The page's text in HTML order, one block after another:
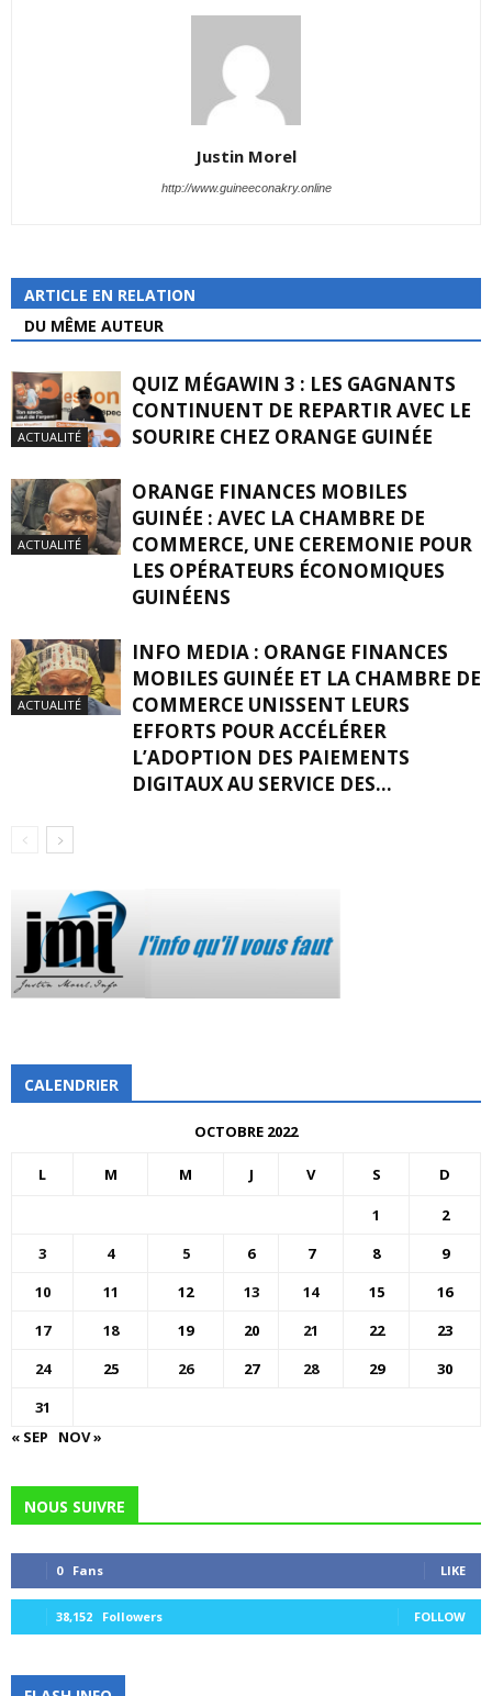
Justin Morel
http://www.guineeconakry.online
ARTICLE EN RELATION
DU MÊME AUTEUR
ACTUALITÉ
QUIZ MÉGAWIN 3 : LES GAGNANTS
CONTINUENT DE REPARTIR AVEC LE
SOURIRE CHEZ ORANGE GUINÉE
ACTUALITÉ
ORANGE FINANCES MOBILES
GUINÉE : AVEC LA CHAMBRE DE
COMMERCE, UNE CEREMONIE POUR
LES OPÉRATEURS ÉCONOMIQUES
GUINÉENS
ACTUALITÉ
INFO MEDIA : ORANGE FINANCES
MOBILES GUINÉE ET LA CHAMBRE DE
COMMERCE UNISSENT LEURS
EFFORTS POUR ACCÉLÉRER
L’ADOPTION DES PAIEMENTS
DIGITAUX AU SERVICE DES...
CALENDRIER
OCTOBRE 2022
L M M J V S D
1
2
3
4 5 6 7 8
9
10
11 12 13 14 15
16
17
18 19 20 21 22
23
24
25 26 27 28 29
30
31
« SEP
NOV »
NOUS SUIVRE
0 Fans LIKE
38,152 Followers FOLLOW